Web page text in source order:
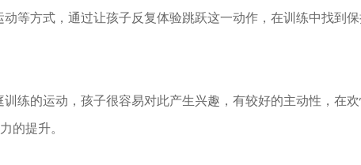
方式，通过让孩子反复体验跳跃这一动作，在训练中找到
的运动，孩子很容易对此产生兴趣，有较好的主动性，在
的提升。